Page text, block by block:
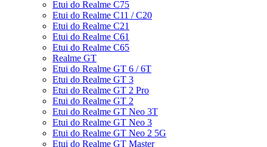
Etui do Realme C75
Etui do Realme C11 / C20
Etui do Realme C21
Etui do Realme C61
Etui do Realme C65
Realme GT
Etui do Realme GT 6 / 6T
Etui do Realme GT 3
Etui do Realme GT 2 Pro
Etui do Realme GT 2
Etui do Realme GT Neo 3T
Etui do Realme GT Neo 3
Etui do Realme GT Neo 2 5G
Etui do Realme GT Master